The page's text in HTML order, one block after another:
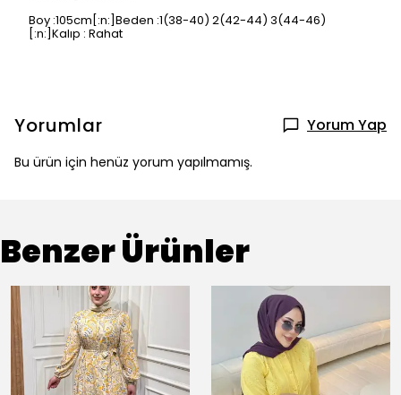
Boy :105cm[:n:]Beden :1(38-40) 2(42-44) 3(44-46)
[:n:]Kalıp : Rahat
Yorumlar Yorum Yap
Bu ürün için henüz yorum yapılmamış.
Benzer Ürünler